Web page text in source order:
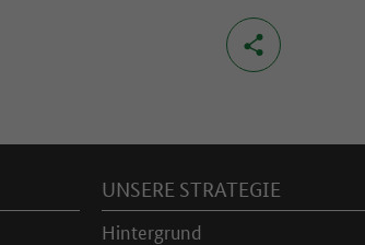
UNSERE STRATEGIE
Hintergrund